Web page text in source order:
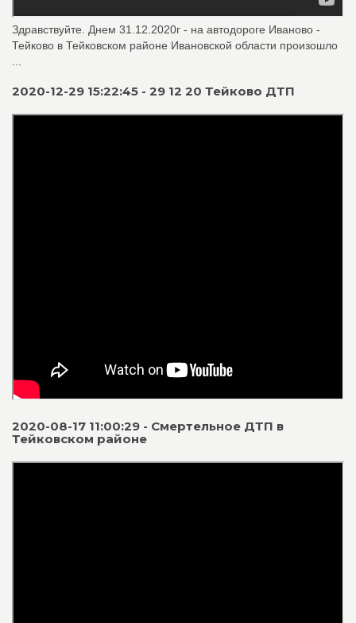
Здравствуйте. Днем 31.12.2020г - на автодороге Иваново -
Тейково в Тейковском районе Ивановской области произошло
2020-12-29 15:22:45 - 29 12 20 Тейково ДТП
2020-08-17 11:00:29 - Смертельное ДТП в
Тейковском районе